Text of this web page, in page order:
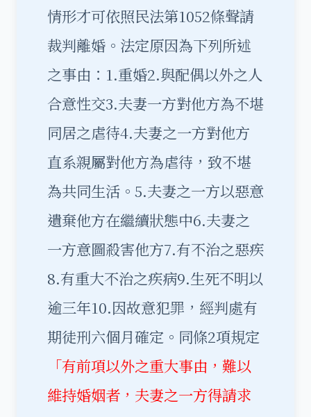
情形才可依照民法第1052條聲請
裁判離婚。法定原因為下列所述
之事由：1.重婚2.與配偶以外之人
合意性交3.夫妻一方對他方為不堪
同居之虐待4.夫妻之一方對他方
直系親屬對他方為虐待，致不堪
為共同生活。5.夫妻之一方以惡意
遺棄他方在繼續狀態中6.夫妻之
一方意圖殺害他方7.有不治之惡疾
8.有重大不治之疾病9.生死不明以
逾三年10.因故意犯罪，經判處有
期徒刑六個月確定。同條2項規定
「有前項以外之重大事由，難以
維持婚姻者，夫妻之一方得請求